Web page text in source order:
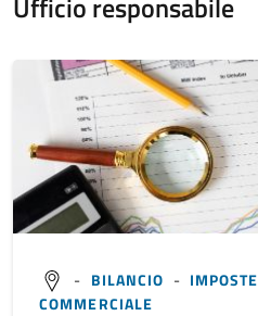
- BILANCIO - IMPOSTE
COMMERCIALE